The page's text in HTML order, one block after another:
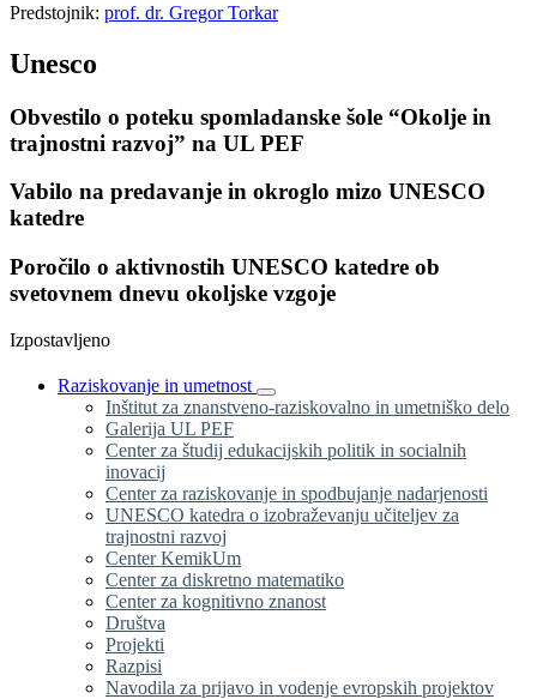
Predstojnik: prof. dr. Gregor Torkar
Unesco
Obvestilo o poteku spomladanske šole “Okolje in
trajnostni razvoj” na UL PEF
Vabilo na predavanje in okroglo mizo UNESCO
katedre
Poročilo o aktivnostih UNESCO katedre ob
svetovnem dnevu okoljske vzgoje
Izpostavljeno
Raziskovanje in umetnost
Inštitut za znanstveno-raziskovalno in umetniško delo
Galerija UL PEF
Center za študij edukacijskih politik in socialnih
inovacij
Center za raziskovanje in spodbujanje nadarjenosti
UNESCO katedra o izobraževanju učiteljev za
trajnostni razvoj
Center KemikUm
Center za diskretno matematiko
Center za kognitivno znanost
Društva
Projekti
Razpisi
Navodila za prijavo in vodenje evropskih projektov